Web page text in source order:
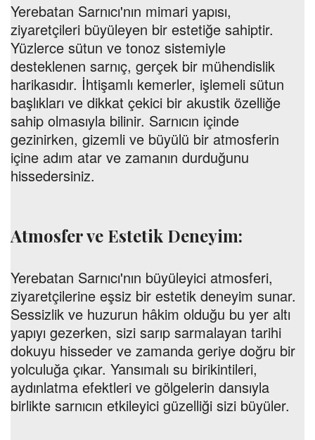
Yerebatan Sarnıcı'nın mimari yapısı,
ziyaretçileri büyüleyen bir estetiğe sahiptir.
Yüzlerce sütun ve tonoz sistemiyle
desteklenen sarnıç, gerçek bir mühendislik
harikasıdır. İhtişamlı kemerler, işlemeli sütun
başlıkları ve dikkat çekici bir akustik özelliğe
sahip olmasıyla bilinir. Sarnıcın içinde
gezinirken, gizemli ve büyülü bir atmosferin
içine adım atar ve zamanın durduğunu
hissedersiniz.
Atmosfer ve Estetik Deneyim:
Yerebatan Sarnıcı'nın büyüleyici atmosferi,
ziyaretçilerine eşsiz bir estetik deneyim sunar.
Sessizlik ve huzurun hâkim olduğu bu yer altı
yapıyı gezerken, sizi sarıp sarmalayan tarihi
dokuyu hisseder ve zamanda geriye doğru bir
yolculuğa çıkar. Yansımalı su birikintileri,
aydınlatma efektleri ve gölgelerin dansıyla
birlikte sarnıcın etkileyici güzelliği sizi büyüler.